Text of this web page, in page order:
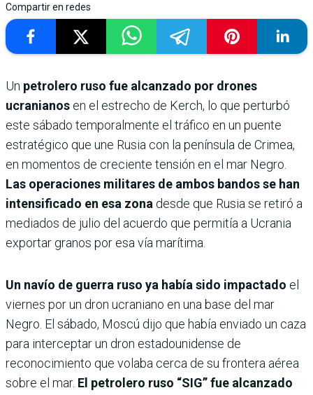
Compartir en redes
Un petrolero ruso fue alcanzado por drones
ucranianos en el estrecho de Kerch, lo que perturbó
este sábado temporalmente el tráfico en un puente
estratégico que une Rusia con la península de Crimea,
en momentos de creciente tensión en el mar Negro.
Las operaciones militares de ambos bandos se han
intensificado en esa zona desde que Rusia se retiró a
mediados de julio del acuerdo que permitía a Ucrania
exportar granos por esa vía marítima.
Un navío de guerra ruso ya había sido impactado el
viernes por un dron ucraniano en una base del mar
Negro. El sábado, Moscú dijo que había enviado un caza
para interceptar un dron estadounidense de
reconocimiento que volaba cerca de su frontera aérea
sobre el mar. El petrolero ruso “SIG” fue alcanzado